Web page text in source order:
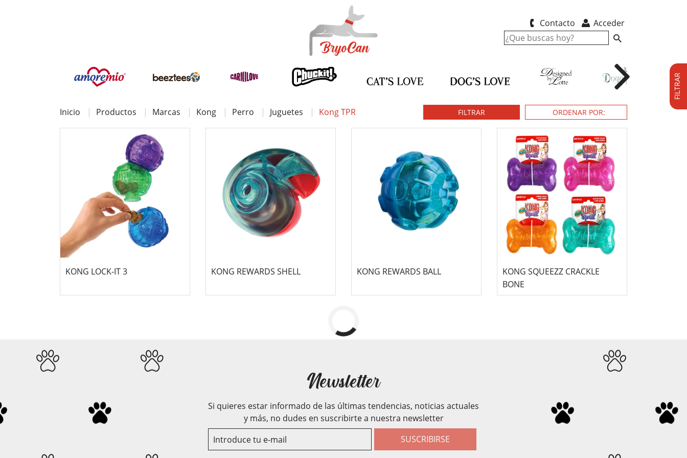
Contacto Acceder
Inicio Productos Marcas Kong Perro Juguetes Kong TPR FILTRAR
FILTRAR
KONG LOCK-IT 3 KONG REWARDS SHELL KONG REWARDS BALL
KONG SQUEEZZ CRACKLE
BONE
Newsletter
Si quieres estar informado de las últimas tendencias, noticias actuales
y más, no dudes en suscribirte a nuestra newsletter
SUSCRIBIRSE